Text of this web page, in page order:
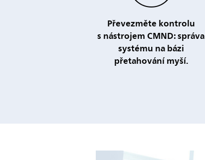
Převezměte kontrolu
s nástrojem CMND: správa
systému na bázi
přetahování myší.